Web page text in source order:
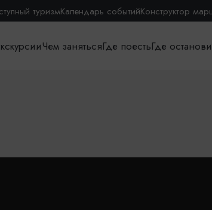
туризмКалендарь событийКонструктор
Чем занятьсяГде поестьГде